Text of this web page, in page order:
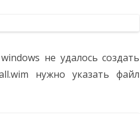
не удалось создать
нужно указать файл